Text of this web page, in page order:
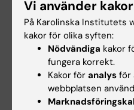
Nyheter
Vi använder
På Karolinska Institutets
kakor för olika syften:
Nödvändiga kakor
fungera korrekt.
Kakor för analys för
webbplatsen